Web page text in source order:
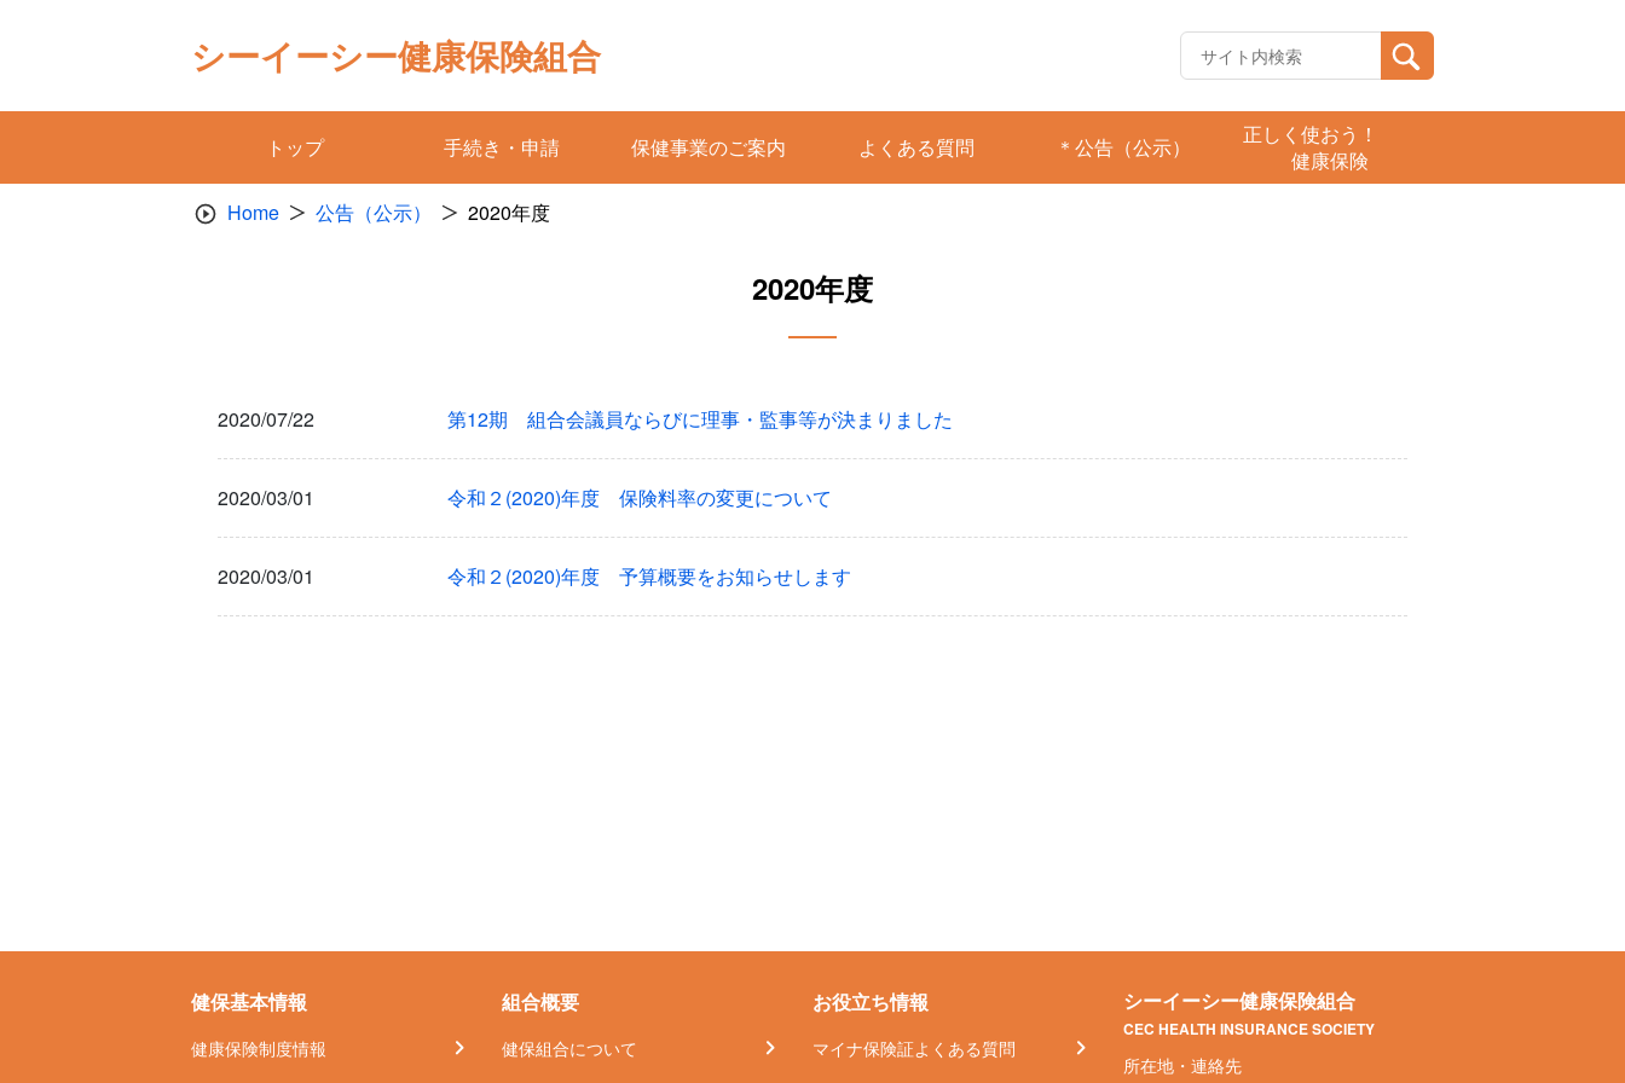
シーイーシー健康保険組合
トップ 手続き・申請 保健事業のご案内 よくある質問 ＊公告（公示）
正しく使おう！
健康保険
Home
公告（公示） 2020年度
2020年度
2020/07/22 第12期 組合会議員ならびに理事・監事等が決まりました
2020/03/01 令和２(2020)年度 保険料率の変更について
2020/03/01 令和２(2020)年度 予算概要をお知らせします
健保基本情報
健康保険制度情報
組合概要
健保組合について
お役立ち情報
マイナ保険証よくある質問
シーイーシー健康保険組合
CEC HEALTH INSURANCE SOCIETY
所在地・連絡先